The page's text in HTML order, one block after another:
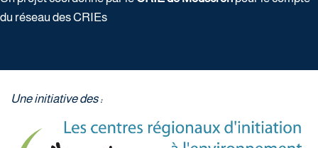
du réseau des CRIEs
Une initiative des :